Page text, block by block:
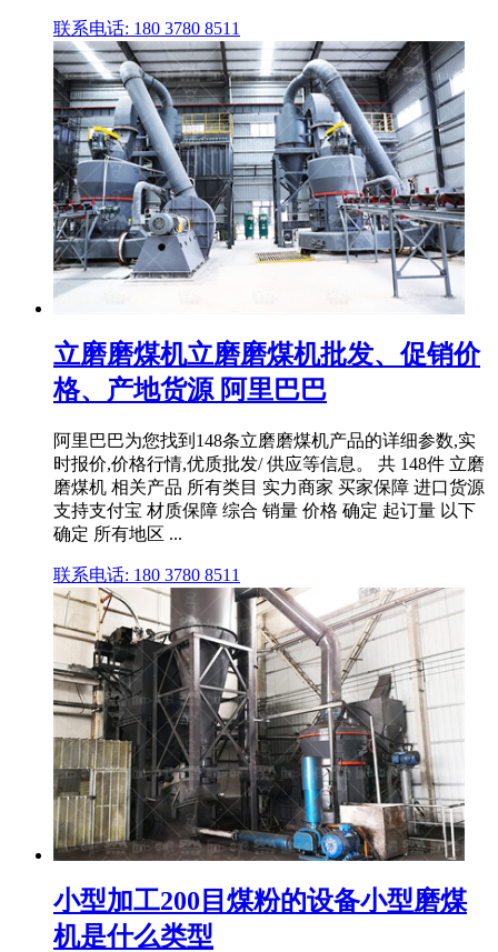
联系电话: 180 3780 8511
立磨磨煤机立磨磨煤机批发、促销价
格、产地货源 阿里巴巴
阿里巴巴为您找到148条立磨磨煤机产品的详细参数,实
时报价,价格行情,优质批发/ 供应等信息。 共 148件 立磨
磨煤机 相关产品 所有类目 实力商家 买家保障 进口货源
支持支付宝 材质保障 综合 销量 价格 确定 起订量 以下
确定 所有地区 ...
联系电话: 180 3780 8511
小型加工200目煤粉的设备小型磨煤
机是什么类型